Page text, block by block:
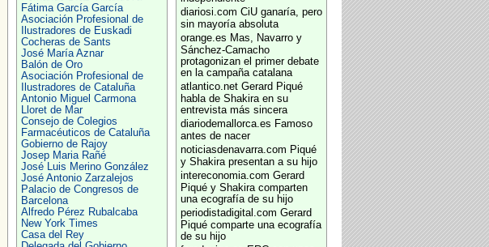
Fátima García García
Asociación Profesional de
Ilustradores de Euskadi
Cocheras de Sants
José María Aznar
Balón de Oro
Asociación Profesional de
Ilustradores de Cataluña
Antonio Miguel Carmona
Lloret de Mar
Consejo de Colegios
Farmacéuticos de Cataluña
Gobierno de Rajoy
Josep Maria Rañé
José Luis Merino González
José Antonio Zarzalejos
Palacio de Congresos de
Barcelona
Alfredo Pérez Rubalcaba
New York Times
Casa del Rey
diariosi.com CiU ganaría, pero
sin mayoría absoluta
orange.es Mas, Navarro y
Sánchez-Camacho
protagonizan el primer debate
en la campaña catalana
atlantico.net Gerard Piqué
habla de Shakira en su
entrevista más sincera
diariodemallorca.es Famoso
antes de nacer
noticiasdenavarra.com Piqué
y Shakira presentan a su hijo
intereconomia.com Gerard
Piqué y Shakira comparten
una ecografía de su hijo
periodistadigital.com Gerard
Piqué comparte una ecografía
de su hijo